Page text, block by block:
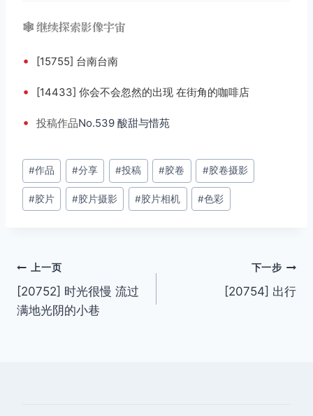
🕸️ 继续探索影像宇宙
• [15755] 台南台南
• [14433] 你会不会忽然的出现 在街角的咖啡店
• 投稿作品No.539 酸甜与惜苑
文
章
标
#作品 #分享 #投稿 #胶卷 #胶卷摄影
#胶片 #胶片摄影 #胶片相机 #色彩
文
章
上一页
[20752] 时光很慢 流过
满地光阴的小巷
下一步
[20754] 出行